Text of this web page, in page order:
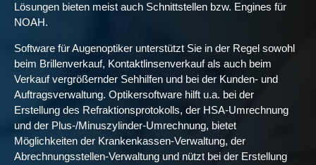
Lösungen bieten meist auch Schnittstellen bzw. Engines für
NOAH.
Software für Augenoptiker unterstützt Sie in der Regel sowohl
beim Brillenverkauf, Kontaktlinsenverkauf als auch beim
Verkauf vergrößernder Sehhilfen und bei der Kunden- und
Auftragsverwaltung. Optikersoftware hilft u.a. bei der
Erstellung des Refraktionsprotokolls, der HSA-Umrechnung
und der Plus-/Minuszylinder-Umrechnung, bietet
Möglichkeiten der Krankenkassen-Verwaltung, der
Abrechnungsstellen-Verwaltung und nützt bei der Erstellung